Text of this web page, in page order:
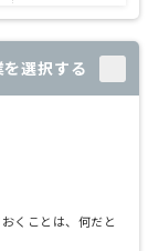
を選択する
くことは、何だと